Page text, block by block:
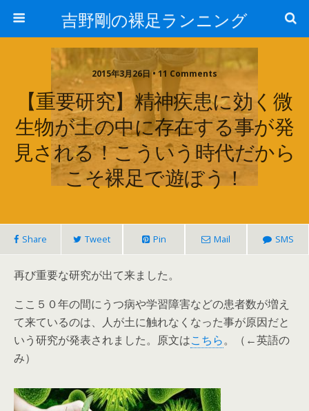
吉野剛の裸足ランニング
2015年3月26日 • 11 Comments
【重要研究】精神疾患に効く微
生物が土の中に存在する事が発
見される！こういう時代だから
こそ裸足で遊ぼう！
Share Tweet Pin Mail SMS
再び重要な研究が出て来ました。
ここ５０年の間にうつ病や学習障害などの患者数が増え
て来ているのは、人が土に触れなくなった事が原因だと
いう研究が発表されました。原文はこちら。（←英語の
み）